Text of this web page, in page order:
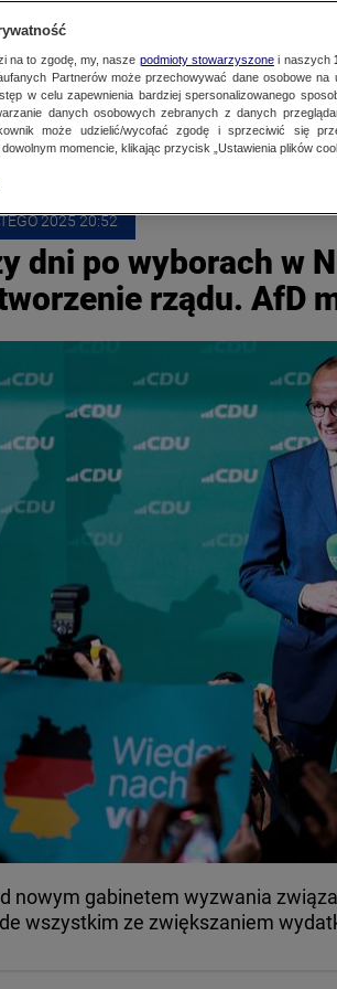
dni po wyborach w
rządu. AfD
nowym gabinetem wyzwania
wszystkim ze zwiększaniem
2025 20:52
na to zgodę, my, nasze podmioty stowarzyszonei naszych
Partnerów może przechowywać dane osobowe na
w celu zapewnienia bardziej spersonalizowanego
danych osobowych zebranych z danych
może udzielić/wycofać zgodę i sprzeciwić się
momencie, klikając przycisk „Ustawienia plików